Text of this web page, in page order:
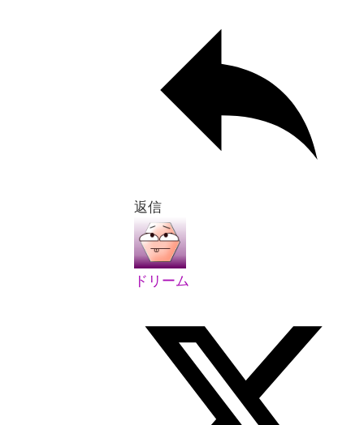
返信
ドリーム